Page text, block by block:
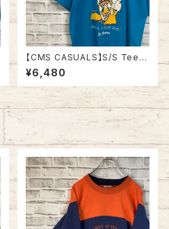
【CMS CASUALS】S/S Tee L
80s-90s Made in USA “DU
CK LIGHT” vintage USA製
ダックライト アニマル ビール ア
ルコール ヴィンテージ シングル
ステッチ アメリカ USA レトロ
¥6,480